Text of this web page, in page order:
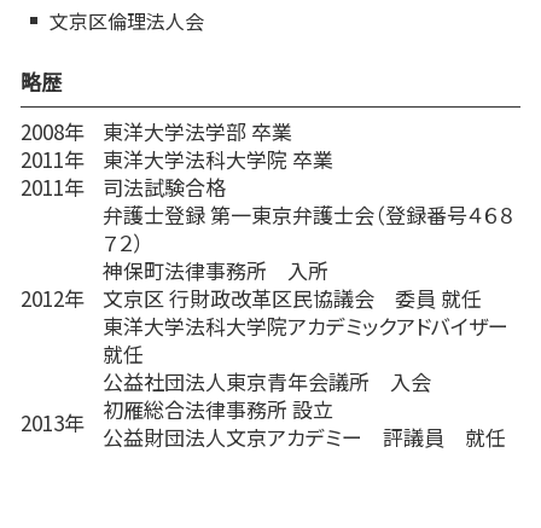
文京区倫理法人会
略歴
2008年
東洋大学法学部 卒業
2011年
東洋大学法科大学院 卒業
2011年
司法試験合格
2012年
弁護士登録 第一東京弁護士会（登録番号４６８
７２）
神保町法律事務所 入所
文京区 行財政改革区民協議会 委員 就任
東洋大学法科大学院アカデミックアドバイザー
就任
公益社団法人東京青年会議所 入会
2013年
初雁総合法律事務所 設立
公益財団法人文京アカデミー 評議員 就任